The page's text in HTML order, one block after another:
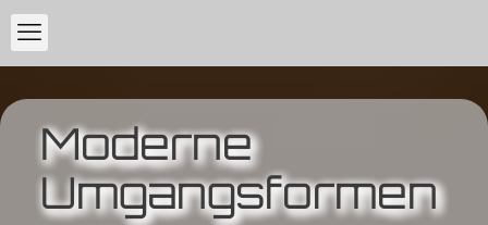
Moderne
Umgangsformen